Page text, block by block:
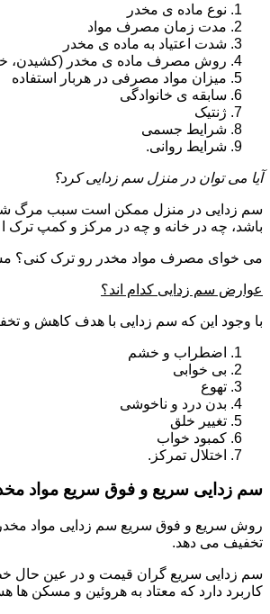
نوع ماده ی مخدر
مدت زمان مصرف مواد
شدت اعتیاد به ماده ی مخدر
روش مصرف ماده ی مخدر (کشیدن،
میزان مواد مصرفی در هربار استفاده
سابقه ی خانوادگی
ژنتیک
شرایط جسمی
شرایط روانی.
آیا می توان در منزل سم زدایی کرد؟
سم زدایی در منزل ممکن است سبب مرگ شود.
باشد، چه در خانه و چه در مرکز و کمپ
می خوای مصرف مواد مخدر رو ترک کنی؟
عوارض سم زدایی کدام اند؟
با وجود این که سم زدایی با هدف کاهش و
اضطراب و خشم
بی خوابی
تهوع
بدن درد و ناخوشی
تغییر خلق
کمبود خواب
اختلال تمرکز.
سم زدایی سریع و فوق سریع مواد
روش سریع و فوق سریع سم زدایی مواد مخدر
تخفیف می دهد.
سم زدایی سریع گران قیمت و در عین حال
کاربرد دارد که معتاد به هروئین و مسکن